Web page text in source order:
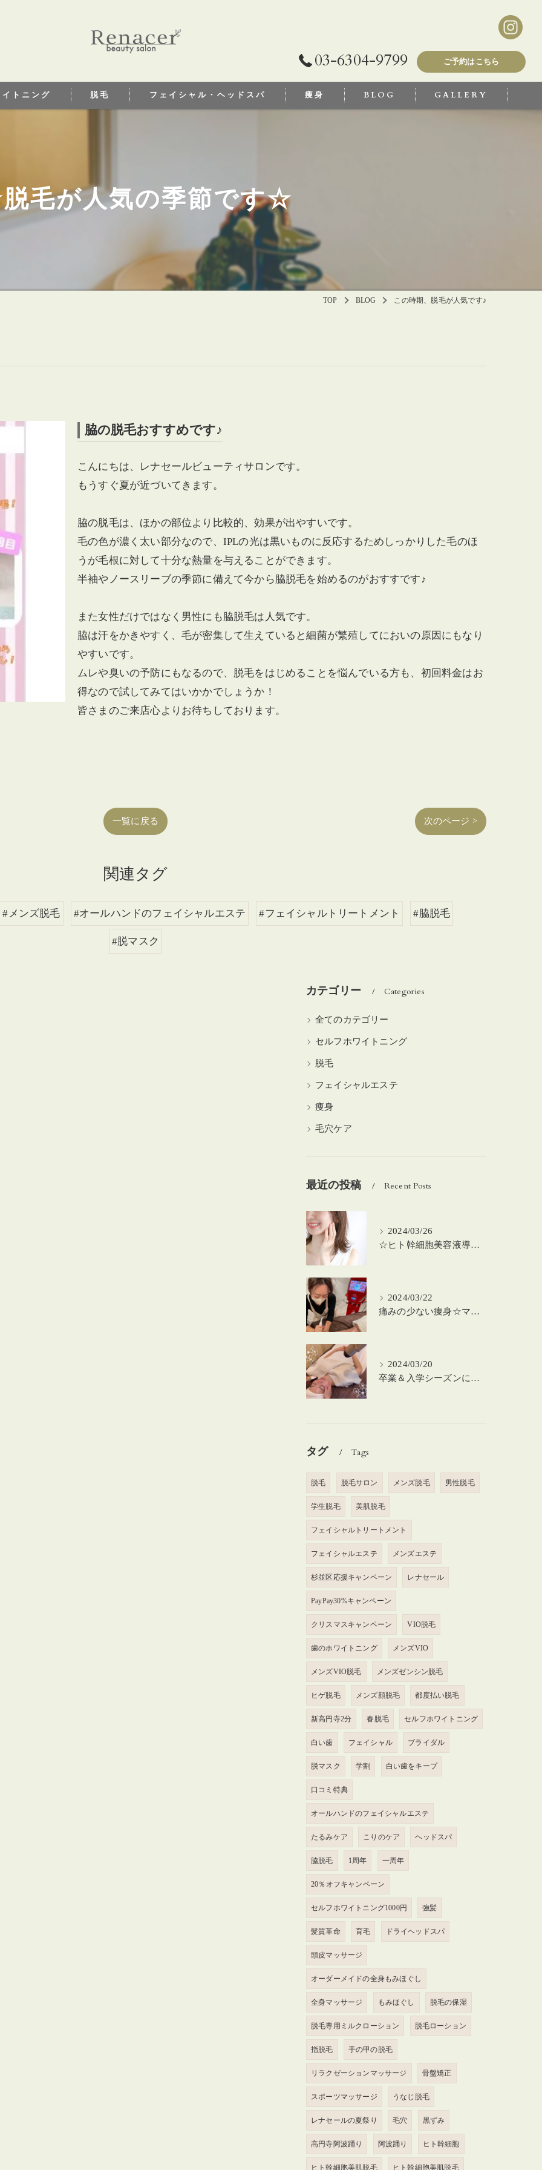
03-6304-9799 ご予約はこちら
トニング 脱毛 フェイシャル・ヘッドスパ 痩身 BLOG GALLERY
毛が人気の季節です☆
TOP BLOG この時期、脱毛が人気です♪
脇の脱毛おすすめです♪
こんにちは、レナセールビューティサロンです。
もうすぐ夏が近づいてきます。
脇の脱毛は、ほかの部位より比較的、効果が出やすいです。
毛の色が濃く太い部分なので、IPLの光は黒いものに反応するためしっかりした毛のほ
うが毛根に対して十分な熱量を与えることができます。
半袖やノースリーブの季節に備えて今から脇脱毛を始めるのがおすすです♪
また女性だけではなく男性にも脇脱毛は人気です。
脇は汗をかきやすく、毛が密集して生えていると細菌が繁殖してにおいの原因にもなり
やすいです。
ムレや臭いの予防にもなるので、脱毛をはじめることを悩んでいる方も、初回料金はお
得なので試してみてはいかかでしょうか！
皆さまのご来店心よりお待ちしております。
一覧に戻る 次のページ >
関連タグ
#メンズ脱毛 #オールハンドのフェイシャルエステ #フェイシャルトリートメント #脇脱毛
#脱マスク
カテゴリー Categories
全てのカテゴリー
セルフホワイトニング
脱毛
フェイシャルエステ
痩身
毛穴ケア
最近の投稿 Recent Posts
2024/03/26
☆ヒト幹細胞美容液導入の美肌顔脱毛☆
2024/03/22
痛みの少ない痩身☆マシーンを使った筋膜リリース！
2024/03/20
卒業＆入学シーズンにお肌のメンテナンスを♪
タグ Tags
脱毛 脱毛サロン メンズ脱毛 男性脱毛
学生脱毛 美肌脱毛
フェイシャルトリートメント
フェイシャルエステ メンズエステ
杉並区応援キャンペーン レナセール
PayPay30%キャンペーン
クリスマスキャンペーン VIO脱毛
歯のホワイトニング メンズVIO
メンズVIO脱毛 メンズゼンシン脱毛
ヒゲ脱毛 メンズ顔脱毛 都度払い脱毛
新高円寺2分 春脱毛 セルフホワイトニング
白い歯 フェイシャル ブライダル
脱マスク 学割 白い歯をキープ
口コミ特典
オールハンドのフェイシャルエステ
たるみケア こりのケア ヘッドスパ
脇脱毛 1周年 一周年
20％オフキャンペーン
セルフホワイトニング1000円 強髪
髪質革命 育毛 ドライヘッドスパ
頭皮マッサージ
オーダーメイドの全身もみほぐし
全身マッサージ もみほぐし 脱毛の保湿
脱毛専用ミルクローション 脱毛ローション
指脱毛 手の甲の脱毛
リラクゼーションマッサージ 骨盤矯正
スポーツマッサージ うなじ脱毛
レナセールの夏祭り 毛穴 黒ずみ
高円寺阿波踊り 阿波踊り ヒト幹細胞
ヒト幹細胞美肌脱毛 ヒト幹細胞美肌脱毛